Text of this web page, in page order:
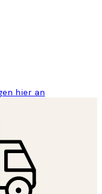
hier an